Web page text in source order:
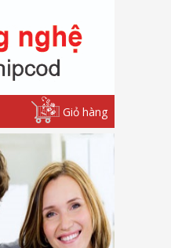
Giỏ hàng